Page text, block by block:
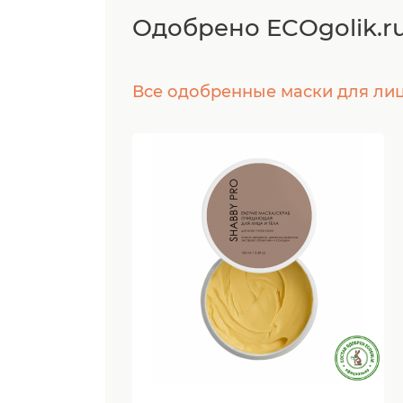
Одобрено
Все одобренные маски для